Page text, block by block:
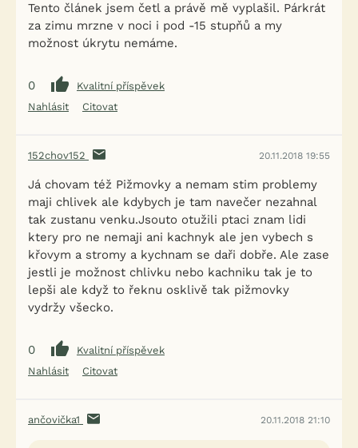
Tento článek jsem četl a právě mě vyplašil. Párkrát
za zimu mrzne v noci i pod -15 stupňů a my
možnost úkrytu nemáme.
0
Kvalitní příspěvek
Nahlásit
Citovat
152chov152 20.11.2018 19:55
Já chovam též Pižmovky a nemam stim problemy
maji chlivek ale kdybych je tam navečer nezahnal
tak zustanu venku.Jsouto otužili ptaci znam lidi
ktery pro ne nemaji ani kachnyk ale jen vybech s
křovym a stromy a kychnam se daři dobře. Ale zase
jestli je možnost chlivku nebo kachniku tak je to
lepši ale když to řeknu osklivě tak pižmovky
vydržy všecko.
0
Kvalitní příspěvek
Nahlásit
Citovat
ančovička1 20.11.2018 21:10